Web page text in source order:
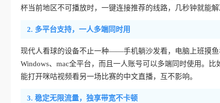
杯当前地区不可播放时，一键连接推荐的线路，几秒钟就能解
2. 多平台支持，一人多端同时用
现代人看球的设备不止一种——手机躺沙发看，电脑上班摸鱼
Windows、mac全平台，而且一人账号可以多端同时使用。
能打开咪咕视频看另一场比赛的中文直播，互不影响。
3. 稳定无限流量，独享带宽不卡顿